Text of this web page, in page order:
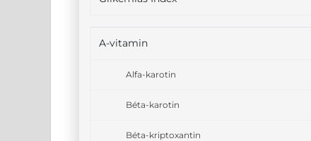
A-vitamin
Alfa-karotin
Béta-karotin
Béta-kriptoxantin